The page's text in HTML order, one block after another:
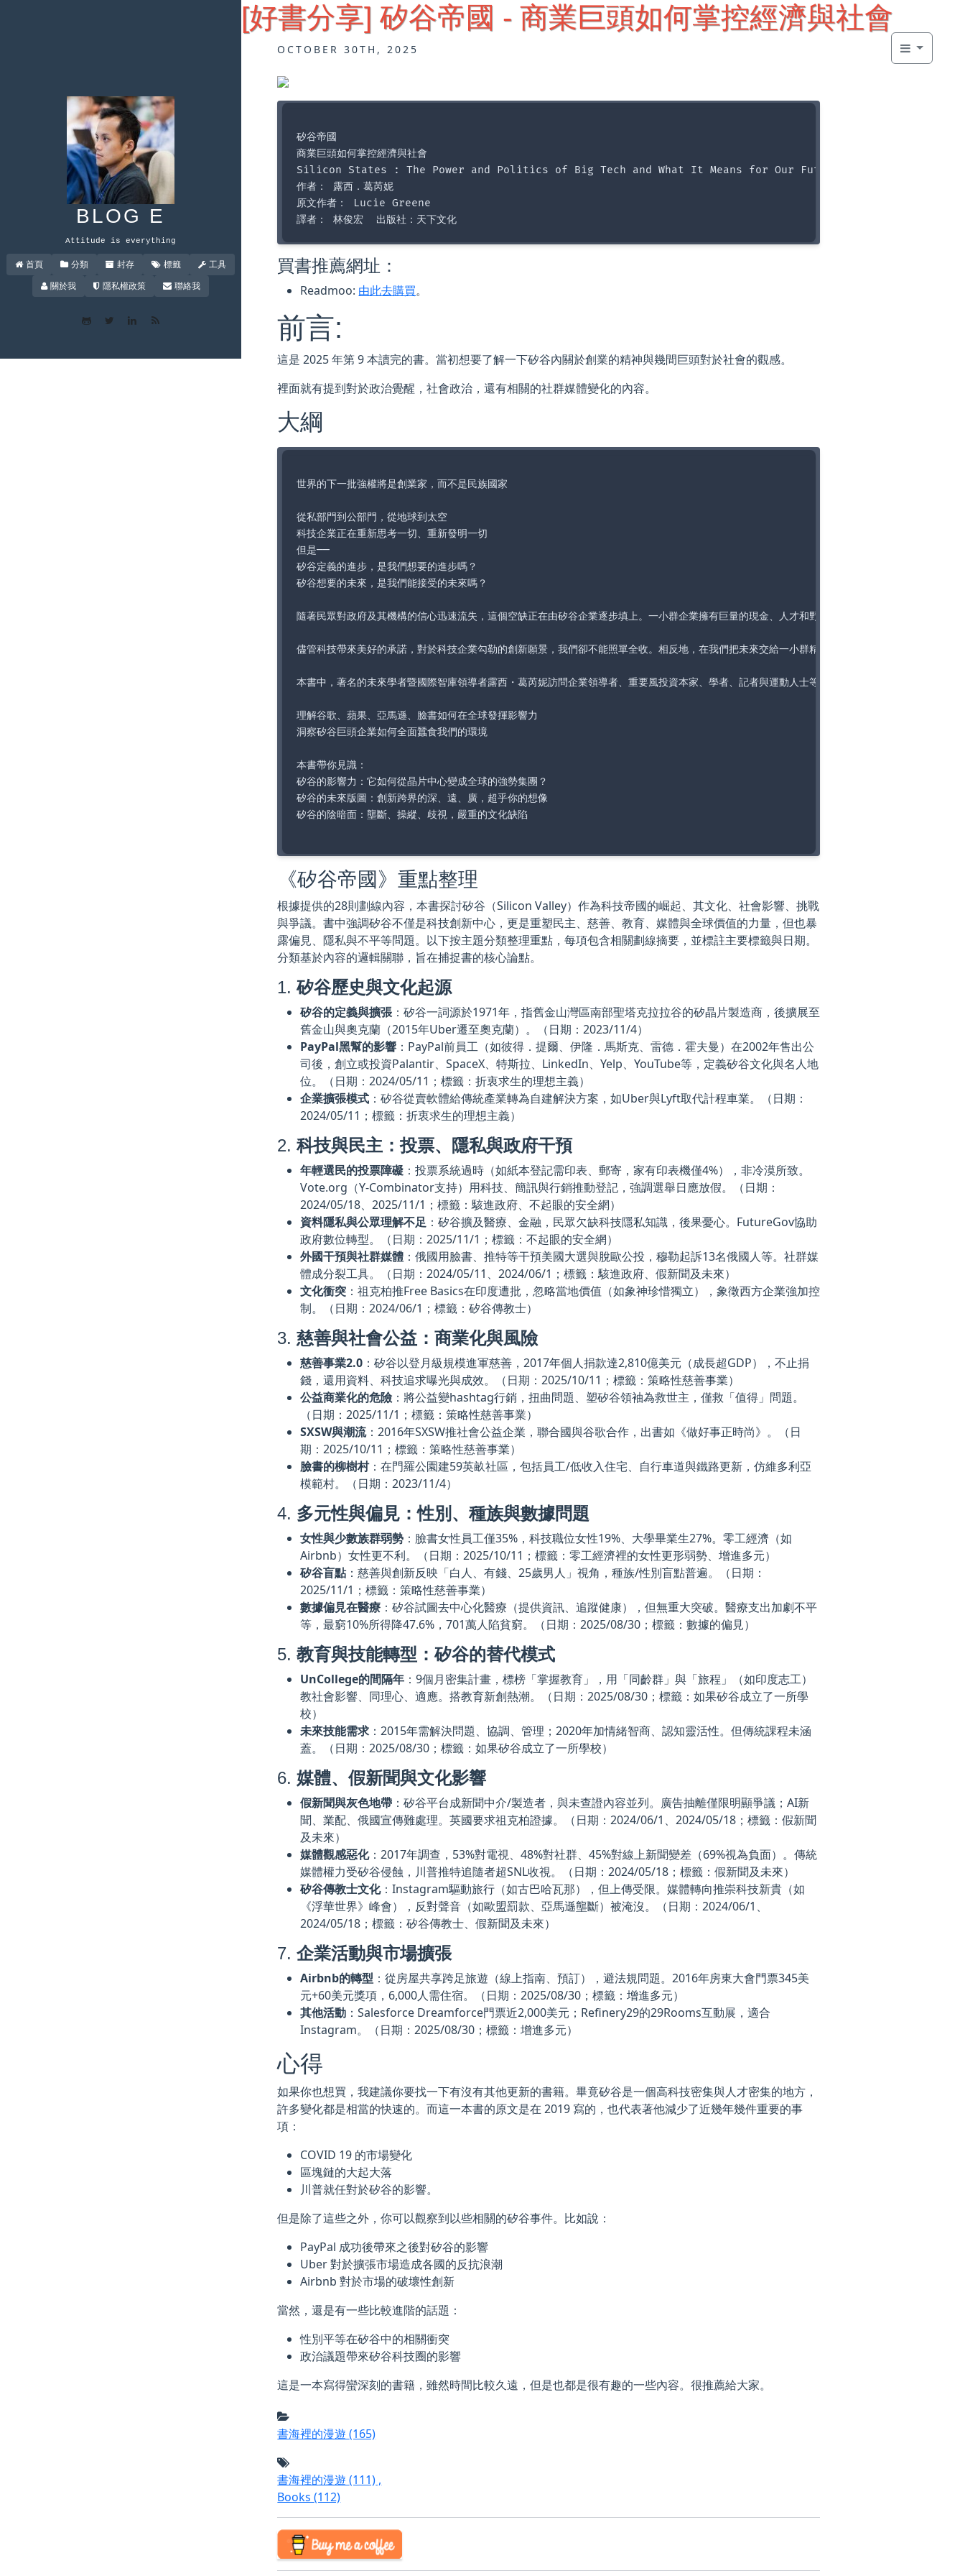
BLOG E
Attitude is everything
首頁 分類 封存 標籤
工具
關於我
隱私權政策 聯絡我
[好書分享] 矽谷帝國 - 商業巨頭如何掌控經濟與社會
OCTOBER 30TH, 2025
矽谷帝國
商業巨頭如何掌控經濟與社會
Silicon States : The Power and Politics of Big Tech and What It Means for Our Future
作者： 露西．葛芮妮
原文作者： Lucie Greene
買書推薦網址：
Readmoo: 由此去購買。
前言:
這是 2025 年第 9 本讀完的書。當初想要了解一下矽谷內關於創業的精神與幾間巨頭對於社會的觀感。
裡面就有提到對於政治覺醒，社會政治，還有相關的社群媒體變化的內容。
大綱
世界的下一批強權將是創業家，而不是民族國家
從私部門到公部門，從地球到太空
科技企業正在重新思考一切、重新發明一切
但是──
矽谷定義的進步，是我們想要的進步嗎？
矽谷想要的未來，是我們能接受的未來嗎？
隨著民眾對政府及其機構的信心迅速流失，這個空缺正在由矽谷企業逐步填上。一小群企業擁有巨量的現金、人才和野心，正在世界各地掌握領導權與
儘管科技帶來美好的承諾，對於科技企業勾勒的創新願景，我們卻不能照單全收。相反地，在我們把未來交給一小群精英公司之前，必須先認清科技
本書中，著名的未來學者暨國際智庫領導者露西・葛芮妮訪問企業領導者、重要風投資本家、學者、記者與運動人士等，探討矽谷因其全球影響力必
理解谷歌、蘋果、亞馬遜、臉書如何在全球發揮影響力
洞察矽谷巨頭企業如何全面蠶食我們的環境
本書帶你見識：
矽谷的影響力：它如何從晶片中心變成全球的強勢集團？
矽谷的未來版圖：創新跨界的深、遠、廣，超乎你的想像
矽谷的陰暗面：壟斷、操縱、歧視，嚴重的文化缺陷
《矽谷帝國》重點整理
根據提供的28則劃線內容，本書探討矽谷（Silicon Valley）作為科技帝國的崛起、其文化、社會影響、挑戰
與爭議。書中強調矽谷不僅是科技創新中心，更是重塑民主、慈善、教育、媒體與全球價值的力量，但也暴
露偏見、隱私與不平等問題。以下按主題分類整理重點，每項包含相關劃線摘要，並標註主要標籤與日期。
分類基於內容的邏輯關聯，旨在捕捉書的核心論點。
1.矽谷歷史與文化起源
矽谷的定義與擴張：矽谷一詞源於1971年，指舊金山灣區南部聖塔克拉拉谷的矽晶片製造商，後擴展至
舊金山與奧克蘭（2015年Uber遷至奧克蘭）。（日期：2023/11/4）
PayPal黑幫的影響 ：PayPal前員工（如彼得．提爾、伊隆．馬斯克、雷德．霍夫曼）在2002年售出公
司後，創立或投資Palantir、SpaceX、特斯拉、LinkedIn、Yelp、YouTube等，定義矽谷文化與名人地
位。（日期：2024/05/11；標籤：折衷求生的理想主義）
企業擴張模式 ：矽谷從賣軟體給傳統產業轉為自建解決方案，如Uber與Lyft取代計程車業。（日期：
2024/05/11；標籤：折衷求生的理想主義）
2.科技與民主：投票、隱私與政府干預
年輕選民的投票障礙 ：投票系統過時（如紙本登記需印表、郵寄，家有印表機僅4%），非冷漠所致。
Vote.org（Y-Combinator支持）用科技、簡訊與行銷推動登記，強調選舉日應放假。（日期：
2024/05/18、2025/11/1；標籤：駭進政府、不起眼的安全網）
資料隱私與公眾理解不足 ：矽谷擴及醫療、金融，民眾欠缺科技隱私知識，後果憂心。FutureGov協助
政府數位轉型。（日期：2025/11/1；標籤：不起眼的安全網）
外國干預與社群媒體 ：俄國用臉書、推特等干預美國大選與脫歐公投，穆勒起訴13名俄國人等。社群媒
體成分裂工具。（日期：2024/05/11、2024/06/1；標籤：駭進政府、假新聞及未來）
文化衝突 ：祖克柏推Free Basics在印度遭批，忽略當地價值（如象神珍惜獨立），象徵西方企業強加控
制。（日期：2024/06/1；標籤：矽谷傳教士）
3.慈善與社會公益：商業化與風險
慈善事業2.0 ：矽谷以登月級規模進軍慈善，2017年個人捐款達2,810億美元（成長超GDP），不止捐
錢，還用資料、科技追求曝光與成效。（日期：2025/10/11；標籤：策略性慈善事業）
公益商業化的危險 ：將公益變hashtag行銷，扭曲問題、塑矽谷領袖為救世主，僅救「值得」問題。
（日期：2025/11/1；標籤：策略性慈善事業）
SXSW與潮流：2016年SXSW推社會公益企業，聯合國與谷歌合作，出書如《做好事正時尚》。（日
期：2025/10/11；標籤：策略性慈善事業）
臉書的柳樹村：在門羅公園建59英畝社區，包括員工/低收入住宅、自行車道與鐵路更新，仿維多利亞
模範村。（日期：2023/11/4）
4. 多元性與偏見：性別、種族與數據問題
女性與少數族群弱勢 ：臉書女性員工僅35%，科技職位女性19%、大學畢業生27%。零工經濟（如
Airbnb）女性更不利。（日期：2025/10/11；標籤：零工經濟裡的女性更形弱勢、增進多元）
矽谷盲點：慈善與創新反映「白人、有錢、25歲男人」視角，種族/性別盲點普遍。（日期：
2025/11/1；標籤：策略性慈善事業）
數據偏見在醫療 ：矽谷試圖去中心化醫療（提供資訊、追蹤健康），但無重大突破。醫療支出加劇不平
等，最窮10%所得降47.6%，701萬人陷貧窮。（日期：2025/08/30；標籤：數據的偏見）
5.教育與技能轉型：矽谷的替代模式
UnCollege的間隔年 ：9個月密集計畫，標榜「掌握教育」，用「同齡群」與「旅程」（如印度志工）
教社會影響、同理心、適應。搭教育新創熱潮。（日期：2025/08/30；標籤：如果矽谷成立了一所學
校）
未來技能需求 ：2015年需解決問題、協調、管理；2020年加情緒智商、認知靈活性。但傳統課程未涵
蓋。（日期：2025/08/30；標籤：如果矽谷成立了一所學校）
6.媒體、假新聞與文化影響
假新聞與灰色地帶 ：矽谷平台成新聞中介/製造者，與未查證內容並列。廣告抽離僅限明顯爭議；AI新
聞、業配、俄國宣傳難處理。英國要求祖克柏證據。（日期：2024/06/1、2024/05/18；標籤：假新聞
及未來）
媒體觀感惡化：2017年調查，53%對電視、48%對社群、45%對線上新聞變差（69%視為負面）。傳統
媒體權力受矽谷侵蝕，川普推特追隨者超SNL收視。（日期：2024/05/18；標籤：假新聞及未來）
矽谷傳教士文化：Instagram驅動旅行（如古巴哈瓦那），但上傳受限。媒體轉向推崇科技新貴（如
《浮華世界》峰會），反對聲音（如歐盟罰款、亞馬遜壟斷）被淹沒。（日期：2024/06/1、
2024/05/18；標籤：矽谷傳教士、假新聞及未來）
7.企業活動與市場擴張
Airbnb的轉型 ：從房屋共享跨足旅遊（線上指南、預訂），避法規問題。2016年房東大會門票345美
元+60美元獎項，6,000人需住宿。（日期：2025/08/30；標籤：增進多元）
其他活動 ：Salesforce Dreamforce門票近2,000美元；Refinery29的29Rooms互動展，適合
Instagram。（日期：2025/08/30；標籤：增進多元）
心得
如果你也想買，我建議你要找一下有沒有其他更新的書籍。畢竟矽谷是一個高科技密集與人才密集的地方，
許多變化都是相當的快速的。而這一本書的原文是在 2019 寫的，也代表著他減少了近幾年幾件重要的事
項：
COVID 19 的市場變化
區塊鏈的大起大落
川普就任對於矽谷的影響。
但是除了這些之外，你可以觀察到以些相關的矽谷事件。比如說：
PayPal 成功後帶來之後對矽谷的影響
Uber 對於擴張市場造成各國的反抗浪潮
Airbnb 對於市場的破壞性創新
當然，還是有一些比較進階的話題：
性別平等在矽谷中的相關衝突
政治議題帶來矽谷科技圈的影響
這是一本寫得蠻深刻的書籍，雖然時間比較久遠，但是也都是很有趣的一些內容。很推薦給大家。
書海裡的漫遊(165)
書海裡的漫遊(111) ,
Books(112)